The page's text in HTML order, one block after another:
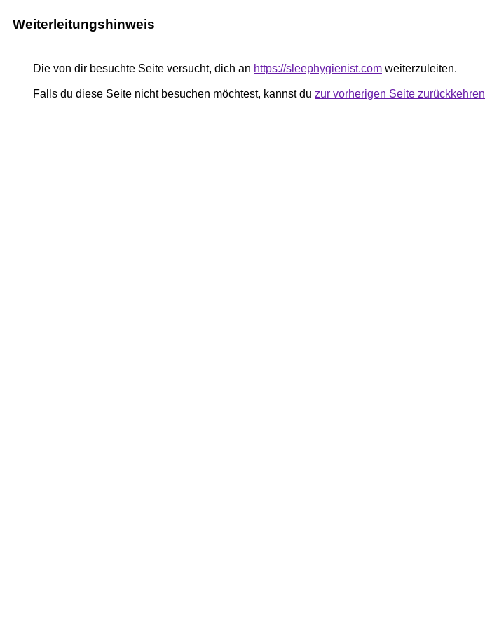
Weiterleitungshinweis
Die von dir besuchte Seite versucht, dich an https://sleephygienist.com weiterzuleiten.
Falls du diese Seite nicht besuchen möchtest, kannst du zur vorherigen Seite zurückkehren